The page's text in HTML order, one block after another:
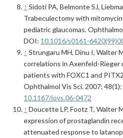
↑ Sidoti PA, Belmonte SJ,
Trabeculectomy with
pediatric glaucomas.
DOI: 10.1016/s0161-
↑ Strungaru MH, Dinu I, Walter
correlations in Axenfeld-Rieger
patients with FOXC1 and
Ophthalmol Vis Sci. 2007;
10.1167/iovs.06-0472
↑ Doucette LP, Footz T, Walter
expression of prostaglandin
attenuated response to